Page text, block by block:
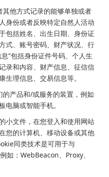
其他方式记录的能够单独或者
身份或者反映特定自然人活动
包括姓名、出生日期、身份证
式、账号密码、财产状况、行
”包括身份证件号码、个人生
录和内容、财产信息、征信信
生理信息、交易信息等。
的产品和/或服务的装置，例如
电脑或智能手机。
小文件，在您登入和使用网站
您的计算机、移动设备或其他
同类技术是可用于与
如：WebBeacon、Proxy、